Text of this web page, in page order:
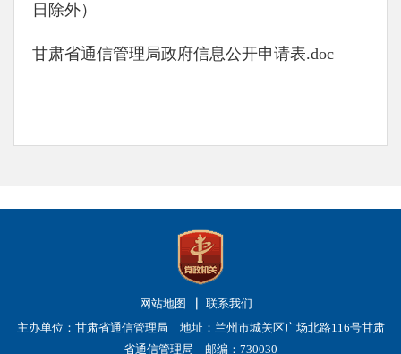
日除外）
甘肃省通信管理局政府信息公开申请表.doc
网站地图
联系我们
主办单位：甘肃省通信管理局 地址：兰州市城关区广场北路116号甘肃
省通信管理局 邮编：730030